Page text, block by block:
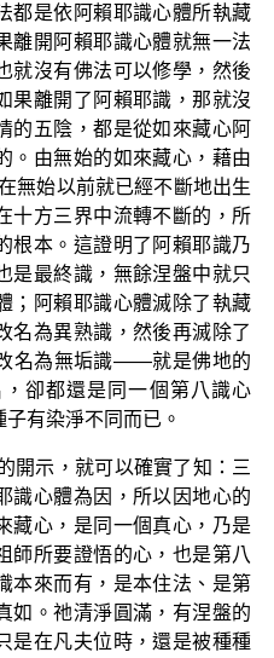
都是依阿賴耶識心體所執藏
離開阿賴耶識心體就無一法
就沒有佛法可以修學，然後
果離開了阿賴耶識，那就沒
的五陰，都是從如來藏心阿
。由無始的如來藏心，藉由
無始以前就已經不斷地出生
十方三界中流轉不斷的，所
根本。這證明了阿賴耶識乃
是最終識，無餘涅盤中就只
；阿賴耶識心體滅除了執藏
名為異熟識，然後再滅除了
名為無垢識——就是佛地的
卻都還是同一個第八識心
有染淨不同而已。
開示，就可以確實了知：三
識心體為因，所以因地心的
藏心，是同一個真心，乃是
師所要證悟的心，也是第八
本來而有，是本住法、是第
如。祂清淨圓滿，有涅盤的
是在凡夫位時，還是被種種